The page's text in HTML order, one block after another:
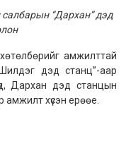
салбарын “Дархан” дэд
амжилттай
дэд станц”-аар
Дархан дэд станцын
хүсэн ерөөе.